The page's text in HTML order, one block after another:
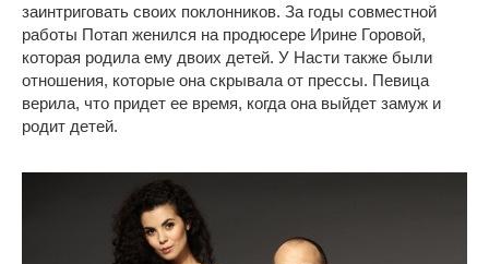
заинтриговать своих поклонников. За годы совместной
работы Потап женился на продюсере Ирине Горовой,
которая родила ему двоих детей. У Насти также были
отношения, которые она скрывала от прессы. Певица
верила, что придет ее время, когда она выйдет замуж и
родит детей.